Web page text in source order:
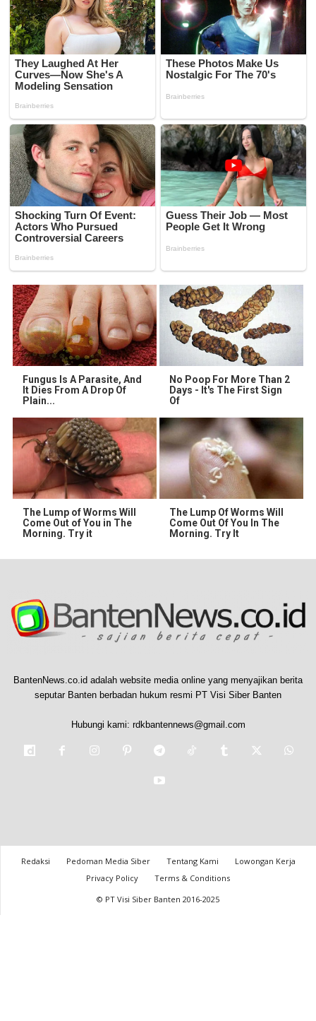
Fungus Is A Parasite, And
It Dies From A Drop Of
Plain...
No Poop For More Than 2
Days - It's The First Sign
Of
The Lump of Worms Will
Come Out of You in The
Morning. Try it
The Lump Of Worms Will
Come Out Of You In The
Morning. Try It
BantenNews.co.id adalah website media online yang menyajikan berita
seputar Banten berbadan hukum resmi PT Visi Siber Banten
Hubungi kami: rdkbantennews@gmail.com
Redaksi Pedoman Media Siber Tentang Kami
Lowongan Kerja
Privacy Policy
Terms & Conditions
© PT Visi Siber Banten 2016-2025